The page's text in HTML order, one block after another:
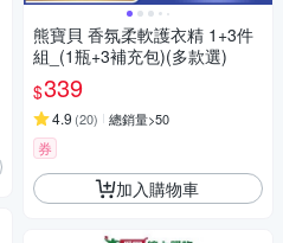
熊寶貝 香氛柔軟護衣精 1+3件
組_(1瓶+3補充包)(多款選)
$339
4.9 (20) 總銷量>50
券
加入購物車